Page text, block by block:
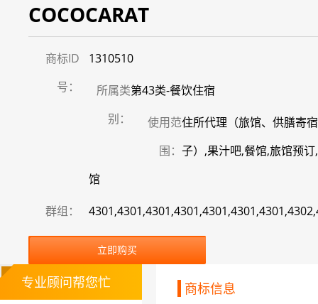
COCOCARAT
商标ID
号：
1310510
所属类
别：
第43类-餐饮住宿
使用范
围：
住所代理（旅馆、供膳寄
子）,果汁吧,餐馆,旅馆预
馆
群组：
立即购买
商标信息
专业顾问帮您忙